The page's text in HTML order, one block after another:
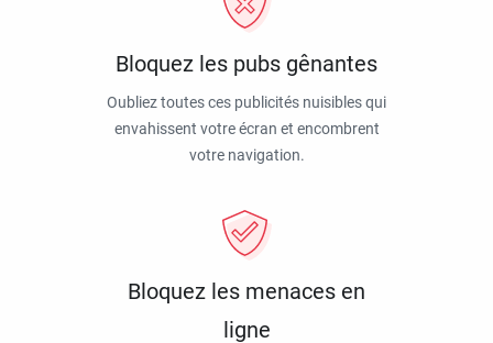
Bloquez les pubs gênantes
Oubliez toutes ces publicités nuisibles qui
envahissent votre écran et encombrent
votre navigation.
Bloquez les menaces en
ligne